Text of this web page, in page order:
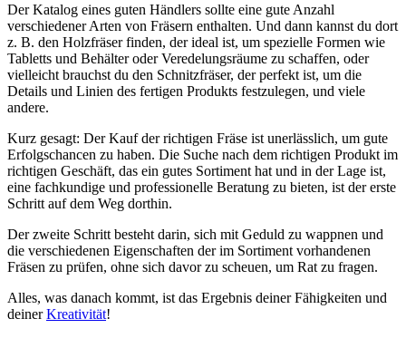
Der Katalog eines guten Händlers sollte eine gute Anzahl
verschiedener Arten von Fräsern enthalten. Und dann kannst du dort
z. B. den Holzfräser finden, der ideal ist, um spezielle Formen wie
Tabletts und Behälter oder Veredelungsräume zu schaffen, oder
vielleicht brauchst du den Schnitzfräser, der perfekt ist, um die
Details und Linien des fertigen Produkts festzulegen, und viele
andere.
Kurz gesagt: Der Kauf der richtigen Fräse ist unerlässlich, um gute
Erfolgschancen zu haben. Die Suche nach dem richtigen Produkt im
richtigen Geschäft, das ein gutes Sortiment hat und in der Lage ist,
eine fachkundige und professionelle Beratung zu bieten, ist der erste
Schritt auf dem Weg dorthin.
Der zweite Schritt besteht darin, sich mit Geduld zu wappnen und
die verschiedenen Eigenschaften der im Sortiment vorhandenen
Fräsen zu prüfen, ohne sich davor zu scheuen, um Rat zu fragen.
Alles, was danach kommt, ist das Ergebnis deiner Fähigkeiten und
deinerKreativität!